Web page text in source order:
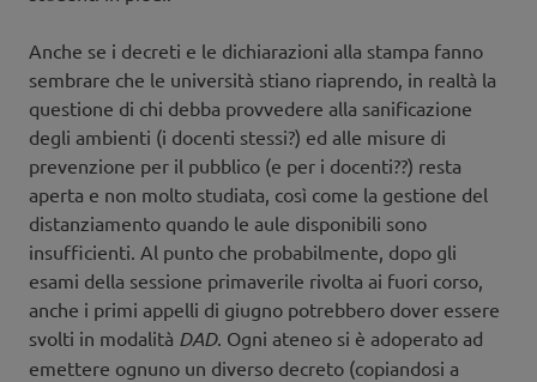
Anche se i decreti e le dichiarazioni alla stampa fanno
sembrare che le università stiano riaprendo, in realtà la
questione di chi debba provvedere alla sanificazione
degli ambienti (i docenti stessi?) ed alle misure di
prevenzione per il pubblico (e per i docenti??) resta
aperta e non molto studiata, così come la gestione del
distanziamento quando le aule disponibili sono
insufficienti. Al punto che probabilmente, dopo gli
esami della sessione primaverile rivolta ai fuori corso,
anche i primi appelli di giugno potrebbero dover essere
svolti in modalità DAD. Ogni ateneo si è adoperato ad
emettere ognuno un diverso decreto (copiandosi a